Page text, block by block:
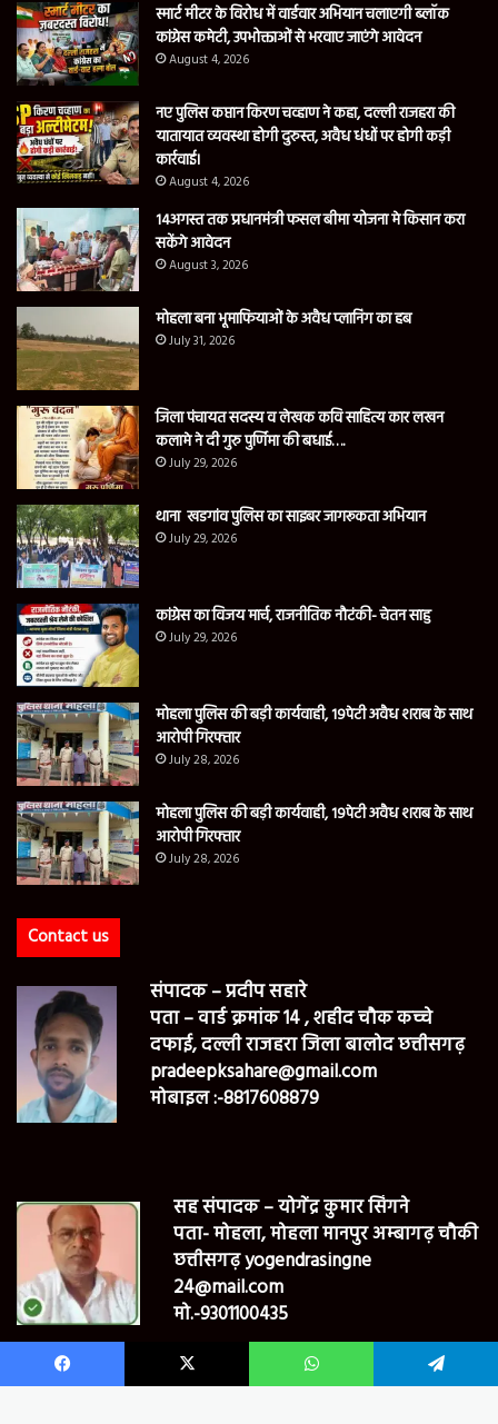
स्मार्ट मीटर के विरोध में वार्डवार अभियान चलाएगी ब्लॉक
कांग्रेस कमेटी, उपभोक्ताओं से भरवाए जाएंगे आवेदन
August 4, 2026
नए पुलिस कप्तान किरण चव्हाण ने कहा, दल्ली राजहरा की
यातायात व्यवस्था होगी दुरुस्त, अवैध धंधों पर होगी कड़ी
कार्रवाई।
August 4, 2026
14अगस्त तक प्रधानमंत्री फसल बीमा योजना मे किसान करा
सकेंगे आवेदन
August 3, 2026
मोहला बना भूमाफियाओं के अवैध प्लानिंग का हब
July 31, 2026
जिला पंचायत सदस्य व लेखक कवि साहित्य कार लखन
कलामे ने दी गुरु पुर्णिमा की बधाई….
July 29, 2026
थाना खडगांव पुलिस का साइबर जागरूकता अभियान
July 29, 2026
कांग्रेस का विजय मार्च, राजनीतिक नौटंकी- चेतन साहु
July 29, 2026
मोहला पुलिस की बड़ी कार्यवाही, 19पेटी अवैध शराब के साथ
आरोपी गिरफ्तार
July 28, 2026
मोहला पुलिस की बड़ी कार्यवाही, 19पेटी अवैध शराब के साथ
आरोपी गिरफ्तार
July 28, 2026
Contact us
संपादक – प्रदीप सहारे
पता – वार्ड क्रमांक 14 , शहीद चौक कच्चे
दफाई, दल्ली राजहरा जिला बालोद छत्तीसगढ़
pradeepksahare@gmail.com
मोबाइल :-8817608879
सह संपादक – योगेंद्र कुमार सिंगने
पता- मोहला, मोहला मानपुर अम्बागढ़ चौकी
छत्तीसगढ़ yogendrasingne
24@mail.com
मो.-9301100435
Facebook X WhatsApp Telegram